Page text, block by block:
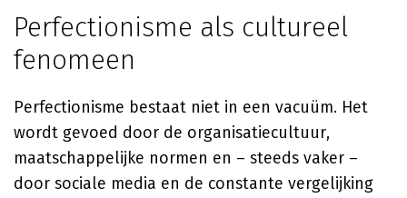
Perfectionisme als cultureel
fenomeen
Perfectionisme bestaat niet in een vacuüm. Het
wordt gevoed door de organisatiecultuur,
maatschappelijke normen en – steeds vaker –
door sociale media en de constante vergelijking